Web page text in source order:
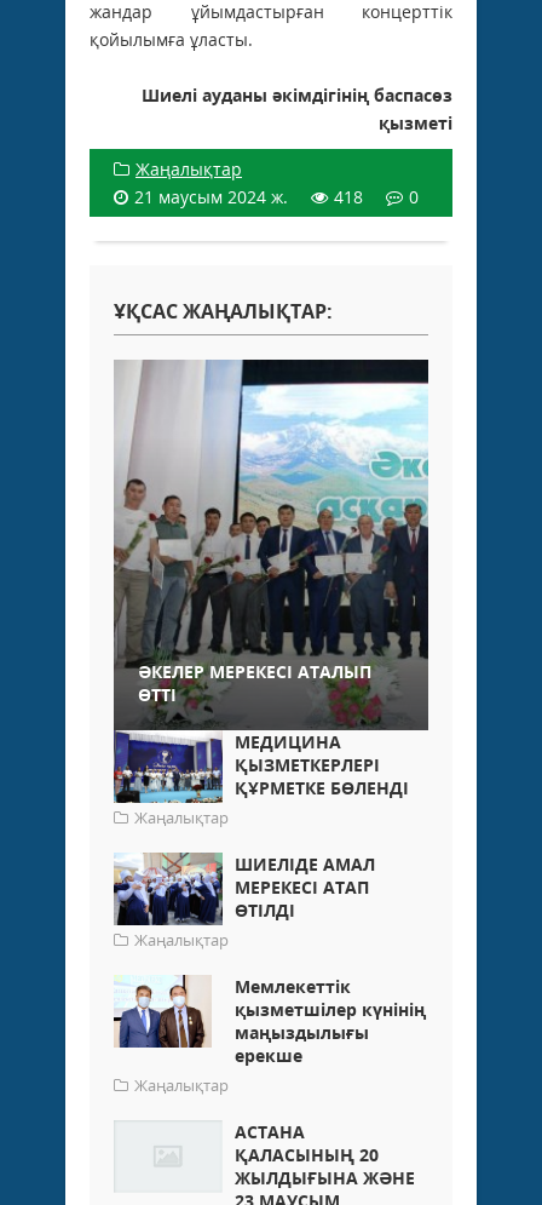
жандар ұйымдастырған концерттік
қойылымға ұласты.
Шиелі ауданы әкімдігінің баспасөз
қызметі
Жаңалықтар
21 маусым 2024 ж.
418 0
ҰҚСАС ЖАҢАЛЫҚТАР:
ӘКЕЛЕР МЕРЕКЕСІ АТАЛЫП
ӨТТІ
МЕДИЦИНА
ҚЫЗМЕТКЕРЛЕРІ
ҚҰРМЕТКЕ БӨЛЕНДІ
Жаңалықтар
ШИЕЛІДЕ АМАЛ
МЕРЕКЕСІ АТАП
ӨТІЛДІ
Жаңалықтар
Мемлекеттік
қызметшілер күнінің
маңыздылығы
ерекше
Жаңалықтар
АСТАНА
ҚАЛАСЫНЫҢ 20
ЖЫЛДЫҒЫНА ЖӘНЕ